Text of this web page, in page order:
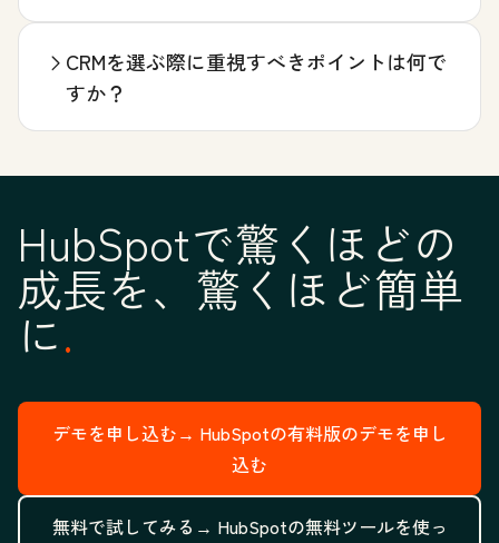
CRMを選ぶ際に重視すべきポイントは何で
すか？
HubSpotで驚くほどの
成長を、驚くほど簡単
に
デモを申し込む→ HubSpotの有料版のデモを申し
込む
無料で試してみる→ HubSpotの無料ツールを使っ